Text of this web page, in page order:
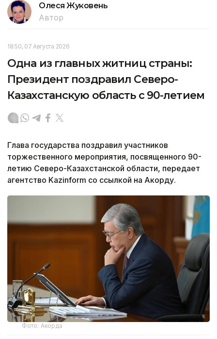
Олеся Жуковень
Автор
18:50, 07 Августа 2026
Одна из главных житниц страны:
Президент поздравил Северо-
Казахстанскую область с 90-летием
Глава государства поздравил участников
торжественного мероприятия, посвященного 90-
летию Северо-Казахстанской области, передает
агентство Kazinform со ссылкой на Акорду.
Фото: Акорда